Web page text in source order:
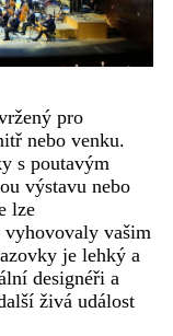
pro
nebo venku.
s poutavým
výstavu nebo
lze
vyhovovaly vašim
je lehký a
designéři a
živá událost